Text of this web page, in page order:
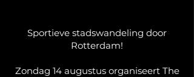
Sportieve stadswandeling door
Rotterdam!
Zondag 14 augustus organiseert The